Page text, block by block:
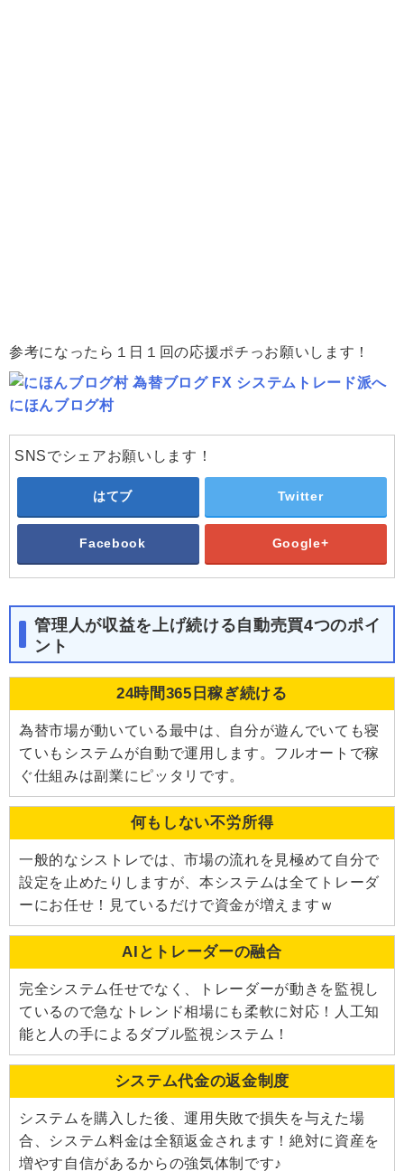
参考になったら１日１回の応援ポチっお願いします！
にほんブログ村
SNSでシェアお願いします！
はてブ Twitter
Facebook Google+
管理人が収益を上げ続ける自動売買4つのポイ
ント
24時間365日稼ぎ続ける
為替市場が動いている最中は、自分が遊んでいても寝
ていもシステムが自動で運用します。フルオートで稼
ぐ仕組みは副業にピッタリです。
何もしない不労所得
一般的なシストレでは、市場の流れを見極めて自分で
設定を止めたりしますが、本システムは全てトレーダ
ーにお任せ！見ているだけで資金が増えますｗ
AIとトレーダーの融合
完全システム任せでなく、トレーダーが動きを監視し
ているので急なトレンド相場にも柔軟に対応！人工知
能と人の手によるダブル監視システム！
システム代金の返金制度
システムを購入した後、運用失敗で損失を与えた場
合、システム料金は全額返金されます！絶対に資産を
増やす自信があるからの強気体制です♪